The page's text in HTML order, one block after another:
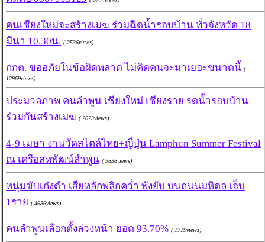
คนเชียงใหม่จะสร้างเมฆ ร่วมฉีดน้ำรอบบ้าน ทั่วจังหวัด 18
มีนา 10.30น. ( 2536views)
กกต. ขออภัยในข้อผิดพลาด ไม่คิดคนจะมาเยอะขนาดนี้ (
12969views)
ประมวลภาพ คนลำพูน เชียงใหม่ เชียงราย รดน้ำรอบบ้าน
ร่วมกันสร้างเมฆ ( 2623views)
4-9 เมษา งานวัดสไตล์ไทย+ญี่ปุ่น Lamphun Summer Festival
ณ เครือสหพัฒน์ลำพูน ( 9838views)
หนุ่มขับเก๋งดำ เสียหลักพลิกคว่ำ พังยับ บนถนนมหิดล เจ็บ
1ราย ( 4686views)
คนลำพูนเลือกตั้งล่วงหน้า ยอด 93.70% ( 1719views)